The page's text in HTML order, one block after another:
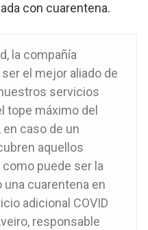
con cuarentena.
la compañía
el mejor aliado de
servicios
tope máximo del
caso de un
aquellos
puede ser la
cuarentena en
adicional COVID
responsable